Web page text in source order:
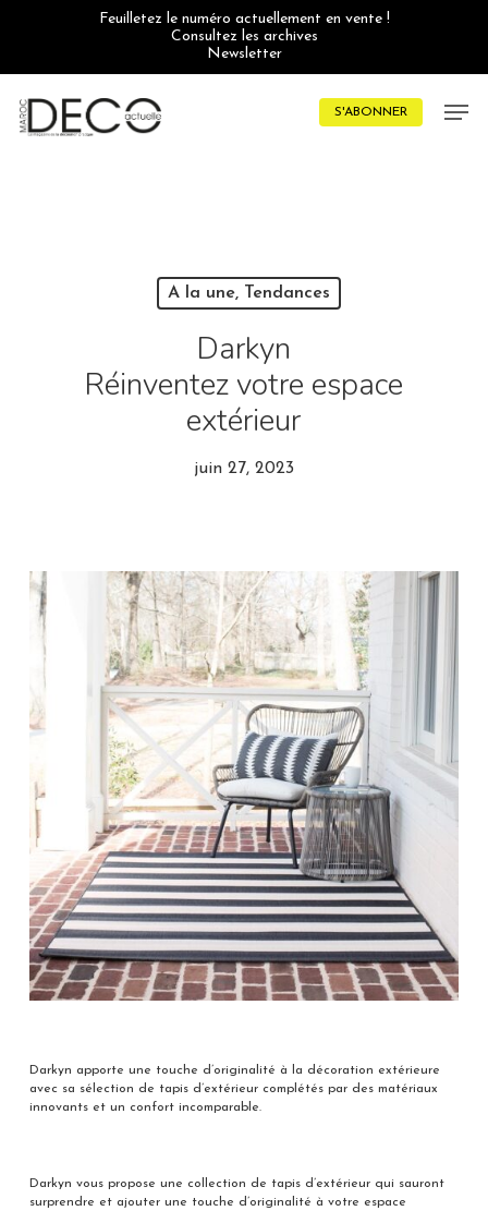
Feuilletez le numéro actuellement en vente !
Consultez les archives
Newsletter
S'ABONNER
A la une, Tendances
Darkyn
Réinventez votre espace
extérieur
juin 27, 2023
Darkyn apporte une touche d’originalité à la décoration extérieure
avec sa sélection de tapis d’extérieur complétés par des matériaux
innovants et un confort incomparable.
Darkyn vous propose une collection de tapis d’extérieur qui sauront
surprendre et ajouter une touche d’originalité à votre espace